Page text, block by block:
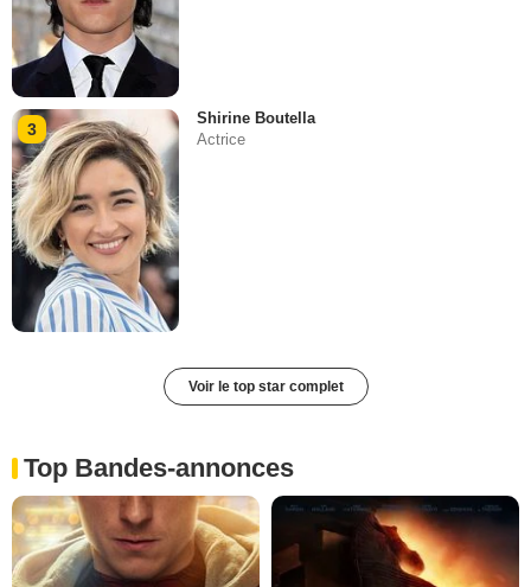
3
Shirine Boutella
Actrice
Voir le top star complet
Top Bandes-annonces